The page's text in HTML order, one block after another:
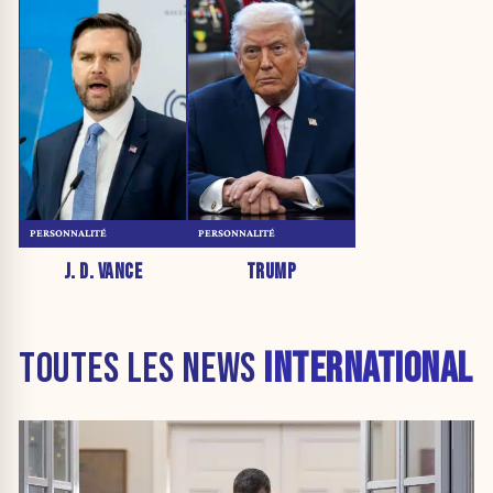
J. D. VANCE
PERSONNALITÉ
TRUMP
PERSONNALITÉ
TOUTES LES NEWS INTERNATIONAL